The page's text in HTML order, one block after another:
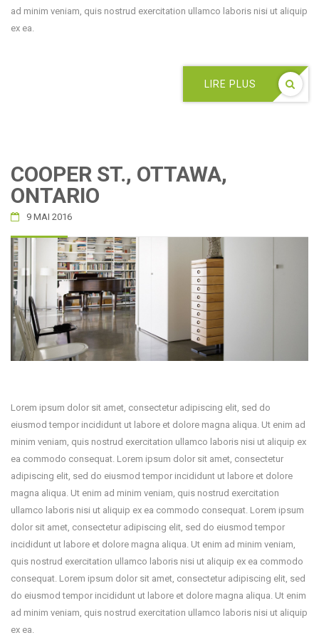
ad minim veniam, quis nostrud exercitation ullamco laboris nisi ut aliquip
ex ea.
LIRE PLUS
COOPER ST., OTTAWA,
ONTARIO
9 MAI 2016
Lorem ipsum dolor sit amet, consectetur adipiscing elit, sed do
eiusmod tempor incididunt ut labore et dolore magna aliqua. Ut enim ad
minim veniam, quis nostrud exercitation ullamco laboris nisi ut aliquip ex
ea commodo consequat. Lorem ipsum dolor sit amet, consectetur
adipiscing elit, sed do eiusmod tempor incididunt ut labore et dolore
magna aliqua. Ut enim ad minim veniam, quis nostrud exercitation
ullamco laboris nisi ut aliquip ex ea commodo consequat. Lorem ipsum
dolor sit amet, consectetur adipiscing elit, sed do eiusmod tempor
incididunt ut labore et dolore magna aliqua. Ut enim ad minim veniam,
quis nostrud exercitation ullamco laboris nisi ut aliquip ex ea commodo
consequat. Lorem ipsum dolor sit amet, consectetur adipiscing elit, sed
do eiusmod tempor incididunt ut labore et dolore magna aliqua. Ut enim
ad minim veniam, quis nostrud exercitation ullamco laboris nisi ut aliquip
ex ea.